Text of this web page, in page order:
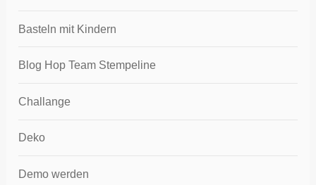
Basteln mit Kindern
Blog Hop Team Stempeline
Challange
Deko
Demo werden